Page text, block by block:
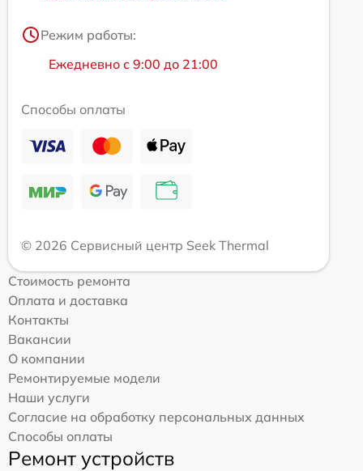
Режим работы:
Ежедневно с 9:00 до 21:00
Способы оплаты
© 2026 Сервисный центр Seek Thermal
Стоимость ремонта
Оплата и доставка
Контакты
Вакансии
О компании
Ремонтируемые модели
Наши услуги
Согласие на обработку персональных данных
Способы оплаты
Ремонт устройств